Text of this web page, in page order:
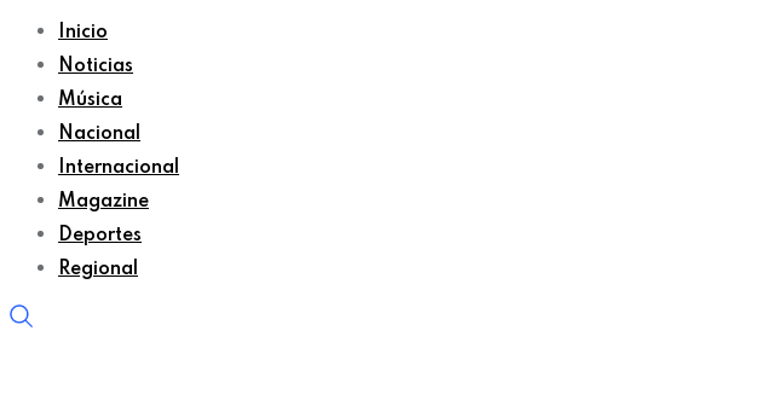
Inicio
Noticias
Música
Nacional
Internacional
Magazine
Deportes
Regional